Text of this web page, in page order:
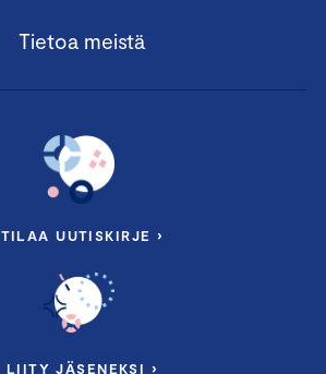
Tietoa meistä
TILAA UUTISKIRJE ›
LIITY JÄSENEKSI ›